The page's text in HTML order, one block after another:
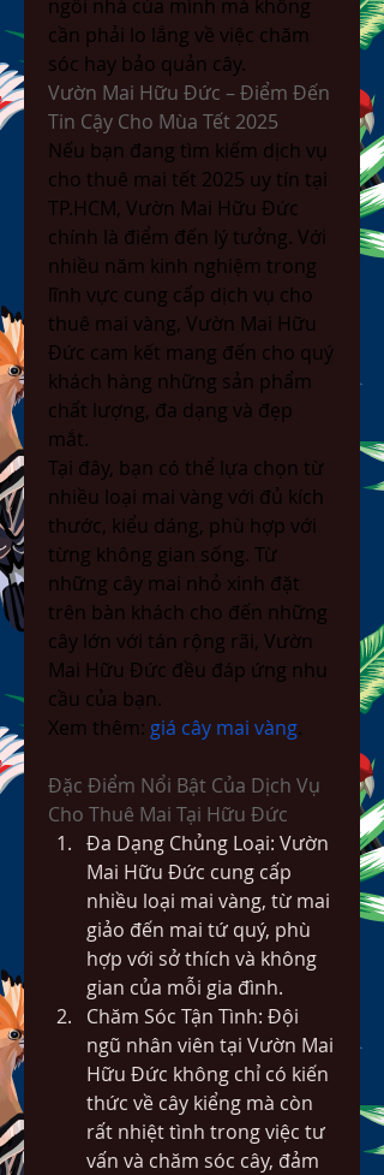
ngôi nhà của mình mà không
cần phải lo lắng về việc chăm
sóc hay bảo quản cây.
Vườn Mai Hữu Đức – Điểm Đến
Tin Cậy Cho Mùa Tết 2025
Nếu bạn đang tìm kiếm dịch vụ
cho thuê mai tết 2025 uy tín tại
TP.HCM, Vườn Mai Hữu Đức
chính là điểm đến lý tưởng. Với
nhiều năm kinh nghiệm trong
lĩnh vực cung cấp dịch vụ cho
thuê mai vàng, Vườn Mai Hữu
Đức cam kết mang đến cho quý
khách hàng những sản phẩm
chất lượng, đa dạng và đẹp
mắt.
Tại đây, bạn có thể lựa chọn từ
nhiều loại mai vàng với đủ kích
thước, kiểu dáng, phù hợp với
từng không gian sống. Từ
những cây mai nhỏ xinh đặt
trên bàn khách cho đến những
cây lớn với tán rộng rãi, Vườn
Mai Hữu Đức đều đáp ứng nhu
cầu của bạn.
Xem thêm: giá cây mai vàng.
Đặc Điểm Nổi Bật Của Dịch Vụ
Cho Thuê Mai Tại Hữu Đức
Đa Dạng Chủng Loại: Vườn
Mai Hữu Đức cung cấp
nhiều loại mai vàng, từ mai
giảo đến mai tứ quý, phù
hợp với sở thích và không
gian của mỗi gia đình.
Chăm Sóc Tận Tình: Đội
ngũ nhân viên tại Vườn Mai
Hữu Đức không chỉ có kiến
thức về cây kiểng mà còn
rất nhiệt tình trong việc tư
vấn và chăm sóc cây, đảm